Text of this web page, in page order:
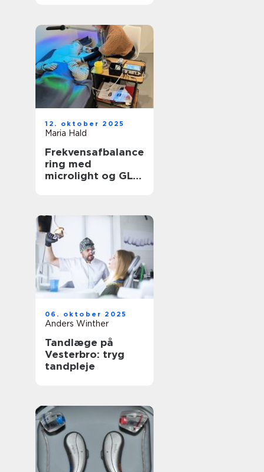
12. oktober 2025
Maria Hald
Frekvensafbalance
ring med
microlight og GL
06. oktober 2025
Anders Winther
Tandlæge på
Vesterbro: tryg
tandpleje